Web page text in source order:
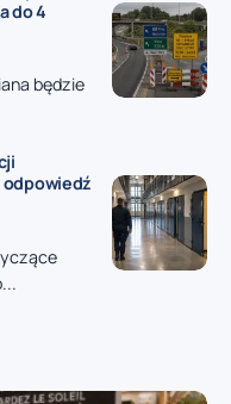
do 4
będzie
odpowiedź